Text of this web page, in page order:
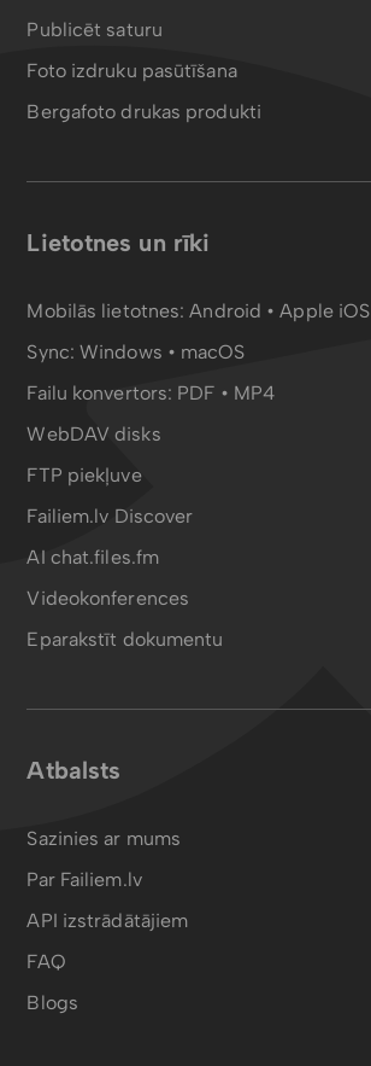
Publicēt saturu
Foto izdruku pasūtīšana
Bergafoto drukas produkti
Lietotnes un rīki
Mobilās lietotnes:Android •Apple iOS
Sync:Windows • macOS
Failu konvertors: PDF • MP4
WebDAV disks
FTP piekļuve
Failiem.lv Discover
AI chat.files.fm
Videokonferences
Eparakstīt dokumentu
Atbalsts
Sazinies ar mums
Par Failiem.lv
API izstrādātājiem
FAQ
Blogs